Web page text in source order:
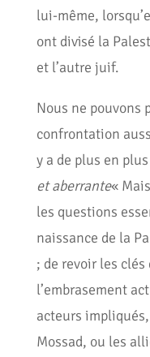
lui-même,
ont divisé la
et l’autre juif.
Nous ne pouvons
confrontation
y a de plus en
et aberrante«
les questions
naissance de la
; de revoir les
l’embrasement
acteurs
Mossad, ou les